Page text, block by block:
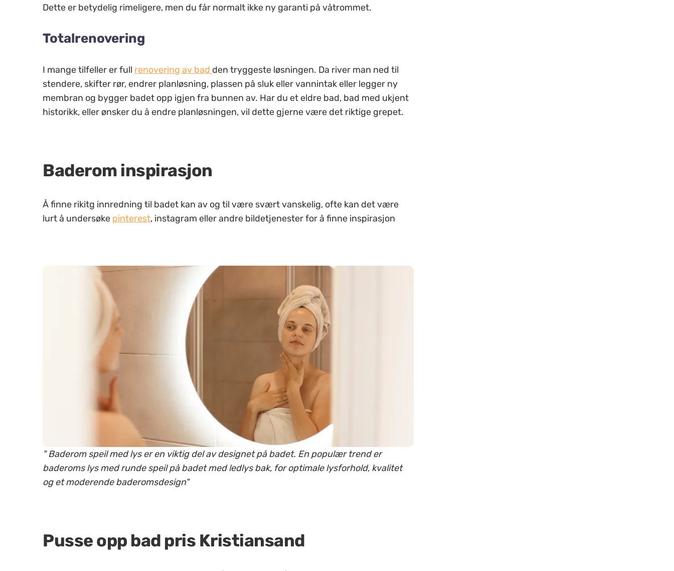
Dette er betydelig rimeligere, men du får normalt ikke ny garanti på våtrommet.
Totalrenovering
I mange tilfeller er full renovering av bad den tryggeste løsningen. Da river man ned til
stendere, skifter rør, endrer planløsning, plassen på sluk eller vannintak eller legger ny
membran og bygger badet opp igjen fra bunnen av. Har du et eldre bad, bad med ukjent
historikk, eller ønsker du å endre planløsningen, vil dette gjerne være det riktige grepet.
Baderom inspirasjon
Å finne rikitg innredning til badet kan av og til være svært vanskelig, ofte kan det være
lurt å undersøke pinterest, instagram eller andre bildetjenester for å finne inspirasjon
" Baderom speil med lys er en viktig del av designet på badet. En populær trend er
baderoms lys med runde speil på badet med ledlys bak, for optimale lysforhold, kvalitet
og et moderende baderomsdesign"
Pusse opp bad pris Kristiansand